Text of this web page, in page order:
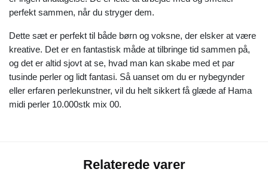
perfekt sammen, når du stryger dem.
Dette sæt er perfekt til både børn og voksne, der elsker at være
kreative. Det er en fantastisk måde at tilbringe tid sammen på,
og det er altid sjovt at se, hvad man kan skabe med et par
tusinde perler og lidt fantasi. Så uanset om du er nybegynder
eller erfaren perlekunstner, vil du helt sikkert få glæde af Hama
midi perler 10.000stk mix 00.
Relaterede varer